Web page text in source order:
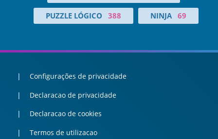
PUZZLE LÓGICO 388 NINJA 69
Configurações de privacidade
Declaracao de privacidade
Declaracao de cookies
Termos de utilizacao